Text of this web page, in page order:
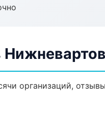
организаций,